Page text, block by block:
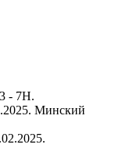
- 7Н.
Минский